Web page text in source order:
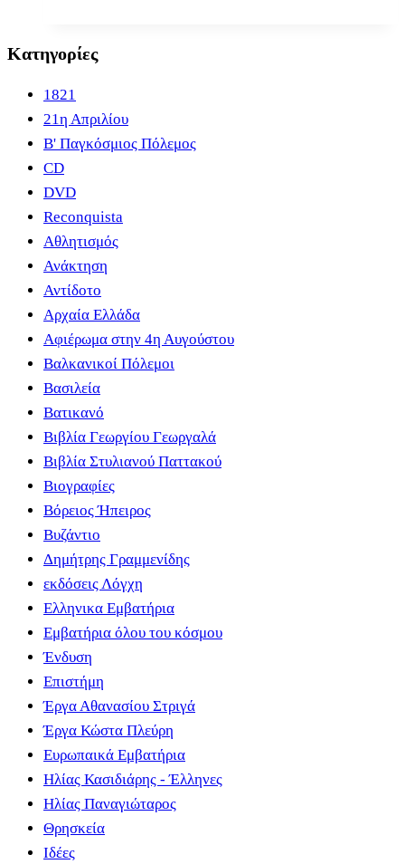
Κατηγορίες
1821
21η Απριλίου
B' Παγκόσμιος Πόλεμος
CD
DVD
Reconquista
Αθλητισμός
Ανάκτηση
Αντίδοτο
Αρχαία Ελλάδα
Αφιέρωμα στην 4η Αυγούστου
Βαλκανικοί Πόλεμοι
Βασιλεία
Βατικανό
Βιβλία Γεωργίου Γεωργαλά
Βιβλία Στυλιανού Παττακού
Βιογραφίες
Βόρειος Ήπειρος
Βυζάντιο
Δημήτρης Γραμμενίδης
εκδόσεις Λόγχη
Ελληνικα Εμβατήρια
Εμβατήρια όλου του κόσμου
Ένδυση
Επιστήμη
Έργα Αθανασίου Στριγά
Έργα Κώστα Πλεύρη
Ευρωπαικά Εμβατήρια
Ηλίας Κασιδιάρης - Έλληνες
Ηλίας Παναγιώταρος
Θρησκεία
Ιδέες